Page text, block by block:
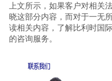
上文所示，如果客户对相关
晓这部分内容，而对于一无
读相关内容，了解比利时国
的咨询服务。